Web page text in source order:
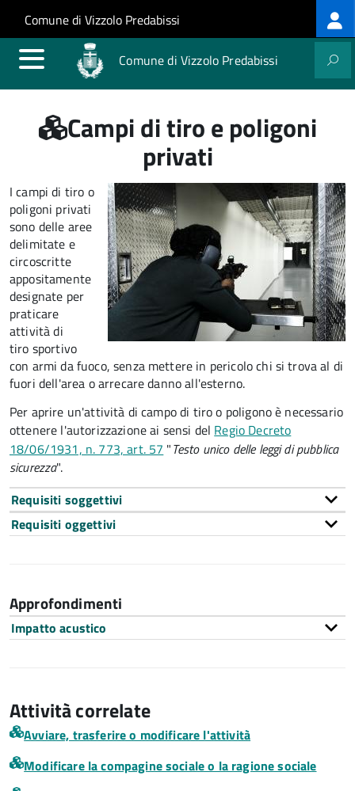
Salta al contenuto principale
Skip to site navigation
Comune di Vizzolo Predabissi
Comune di Vizzolo Predabissi
Campi di tiro e poligoni
privati
I campi di tiro o
poligoni privati
sono delle aree
delimitate e
circoscritte
appositamente
designate per
praticare
attività di
tiro sportivo
con armi da fuoco, senza mettere in pericolo chi si trova al di
fuori dell'area o arrecare danno all'esterno.
Per aprire un'attività di campo di tiro o poligono è necessario
ottenere l'autorizzazione ai sensi del Regio Decreto
18/06/1931, n. 773, art. 57 "Testo unico delle leggi di pubblica
sicurezza".
Requisiti soggettivi
Requisiti oggettivi
Approfondimenti
Impatto acustico
Attività correlate
Avviare, trasferire o modificare l'attività
Modificare la compagine sociale o la ragione sociale